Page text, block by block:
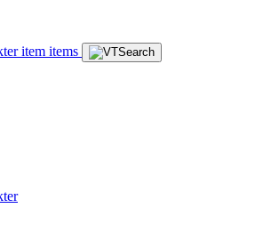
item items